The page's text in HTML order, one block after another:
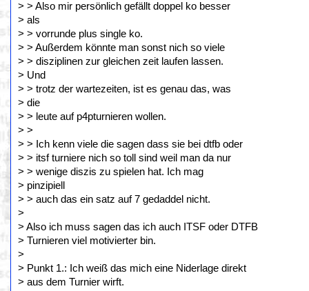
> > Also mir persönlich gefällt doppel ko besser
> als
> > vorrunde plus single ko.
> > Außerdem könnte man sonst nich so viele
> > disziplinen zur gleichen zeit laufen lassen.
> Und
> > trotz der wartezeiten, ist es genau das, was
> die
> > leute auf p4pturnieren wollen.
> >
> > Ich kenn viele die sagen dass sie bei dtfb oder
> > itsf turniere nich so toll sind weil man da nur
> > wenige diszis zu spielen hat. Ich mag
> pinzipiell
> > auch das ein satz auf 7 gedaddel nicht.
>
> Also ich muss sagen das ich auch ITSF oder DTFB
> Turnieren viel motivierter bin.
>
> Punkt 1.: Ich weiß das mich eine Niderlage direkt
> aus dem Turnier wirft.